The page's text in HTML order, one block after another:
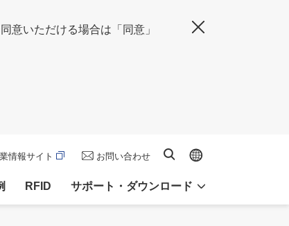
意いただける場合は「同意」
RFID サポート・ダウンロード
情報サイト お問い合わせ サイト内検索